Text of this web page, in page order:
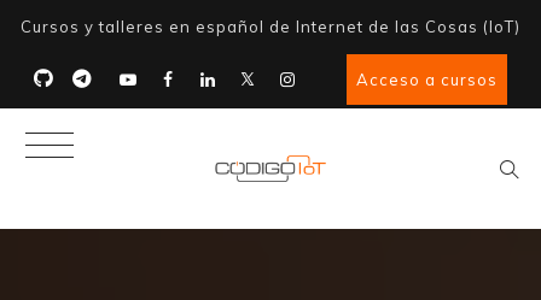
Cursos y talleres en español de Internet de las Cosas (IoT)
Acceso a cursos